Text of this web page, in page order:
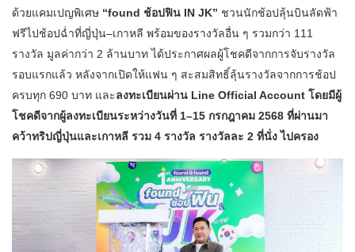
ด้วยแคมเปญพิเศษ “found ช้อปฟิน IN JK” ชวนนักช้อปลุ้นบินลัดฟ้า
ฟรีไปช้อปฉ่ำที่ญี่ปุ่น–เกาหลี พร้อมของรางวัลอื่น ๆ รวมกว่า 111
รางวัล มูลค่ากว่า 2 ล้านบาท ได้ประกาศผลผู้โชคดีจากการจับรางวัล
รอบแรกแล้ว หลังจากเปิดให้แฟน ๆ สะสมสิทธิ์ลุ้นรางวัลจากการช้อป
ครบทุก 690 บาท และลงทะเบียนผ่าน Line Official Account โดยมีผู้
โชคดีจากผู้ลงทะเบียนระหว่างวันที่ 1–15 กรกฎาคม 2568 ที่ผ่านมา
คว้าทริปญี่ปุ่นและเกาหลี รวม 4 รางวัล รางวัลละ 2 ที่นั่ง ไปครอง